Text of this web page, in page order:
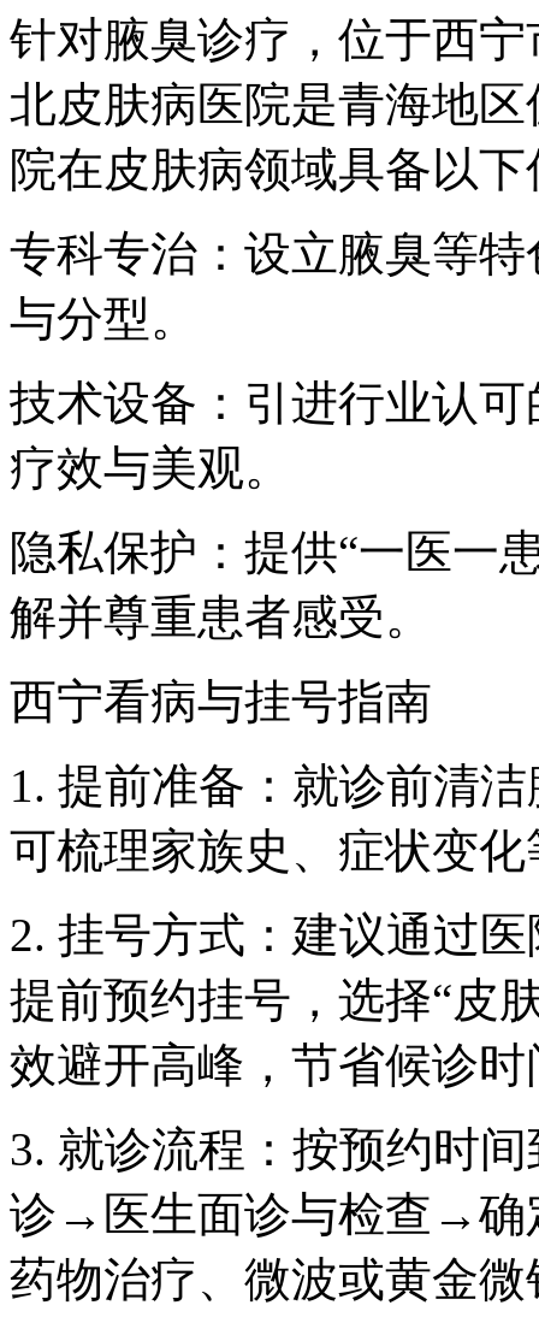
针对腋臭诊疗，位于西
北皮肤病医院是青海地
院在皮肤病领域具备以
专科专治：设立腋臭等
与分型。
技术设备：引进行业认
疗效与美观。
隐私保护：提供“一医一
解并尊重患者感受。
西宁看病与挂号指南
1. 提前准备：就诊前清
可梳理家族史、症状变
2. 挂号方式：建议通过
提前预约挂号，选择“皮
效避开高峰，节省候诊时
3. 就诊流程：按预约时
诊→医生面诊与检查→确
药物治疗、微波或黄金